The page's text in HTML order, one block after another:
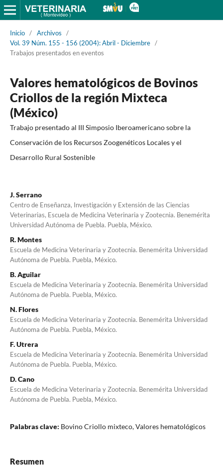
Inicio / Archivos
/
Vol. 39 Núm. 155 - 156 (2004): Abril - Diciembre /
Trabajos presentados en eventos
Valores hematológicos de Bovinos
Criollos de la región Mixteca
(México)
Trabajo presentado al III Simposio Iberoamericano sobre la
Conservación de los Recursos Zoogenéticos Locales y el
Desarrollo Rural Sostenible
J. Serrano
Centro de Enseñanza, Investigación y Extensión de las Ciencias
Veterinarias, Escuela de Medicina Veterinaria y Zootecnia. Benemérita
Universidad Autónoma de Puebla. Puebla, México.
R. Montes
Escuela de Medicina Veterinaria y Zootecnia. Benemérita Universidad
Autónoma de Puebla. Puebla, México.
B. Aguilar
Escuela de Medicina Veterinaria y Zootecnia. Benemérita Universidad
Autónoma de Puebla. Puebla, México.
N. Flores
Escuela de Medicina Veterinaria y Zootecnia. Benemérita Universidad
Autónoma de Puebla. Puebla, México.
F. Utrera
Escuela de Medicina Veterinaria y Zootecnia. Benemérita Universidad
Autónoma de Puebla. Puebla, México.
D. Cano
Escuela de Medicina Veterinaria y Zootecnia. Benemérita Universidad
Autónoma de Puebla. Puebla, México.
Palabras clave: Bovino Criollo mixteco, Valores hematológicos
Resumen